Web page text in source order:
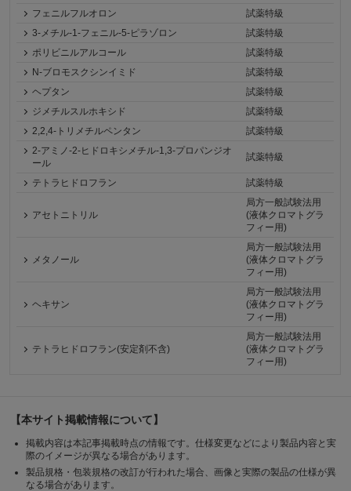
フェニルフルオロン
試薬特級
3-メチル-1-フェニル-5-ピラゾロン
試薬特級
ポリビニルアルコール
試薬特級
N-ブロモスクシンイミド
試薬特級
ヘプタン
試薬特級
ジメチルスルホキシド
試薬特級
2,2,4-トリメチルペンタン
試薬特級
2-アミノ-2-ヒドロキシメチル-1,3-プロパンジオ
ール
試薬特級
テトラヒドロフラン 試薬特級
アセトニトリル
局方一般試験法用
(液体クロマトグラ
フィー用)
メタノール
局方一般試験法用
(液体クロマトグラ
フィー用)
ヘキサン
局方一般試験法用
(液体クロマトグラ
フィー用)
テトラヒドロフラン(安定剤不含)
局方一般試験法用
(液体クロマトグラ
フィー用)
【本サイト掲載情報について】
掲載内容は本記事掲載時点の情報です。仕様変更などにより製品内容と実
際のイメージが異なる場合があります。
製品規格・包装規格の改訂が行われた場合、画像と実際の製品の仕様が異
なる場合があります。